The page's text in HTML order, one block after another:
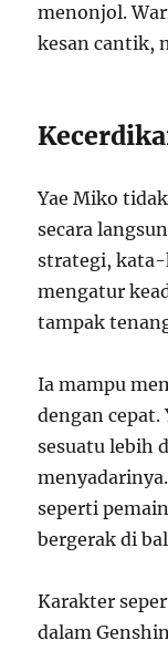
menonjol.
kesan cantik,
Yae Miko
secara
strategi,
mengatur
tampak
Ia mampu
dengan
sesuatu lebih
seperti
bergerak di
Karakter
dalam